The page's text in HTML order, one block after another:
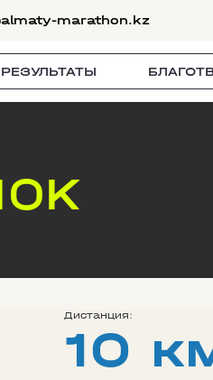
marathon.kz
РЕЗУЛЬТАТЫ
Дистанция:
10